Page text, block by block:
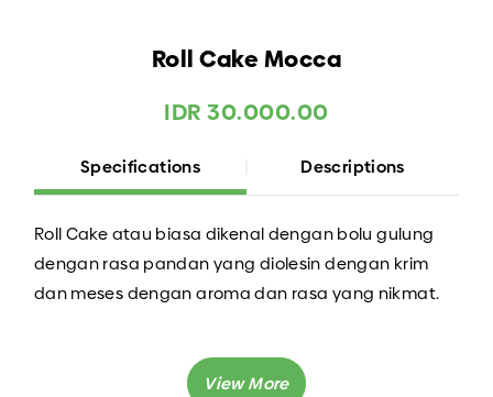
Roll Cake Mocca
IDR 30.000.00
Specifications Descriptions
Roll Cake atau biasa dikenal dengan bolu gulung
dengan rasa pandan yang diolesin dengan krim
dan meses dengan aroma dan rasa yang nikmat.